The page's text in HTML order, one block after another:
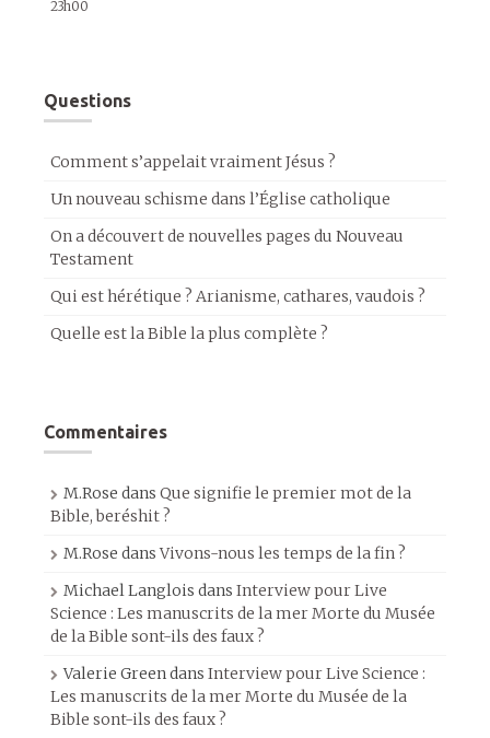
23h00
Questions
Comment s’appelait vraiment Jésus ?
Un nouveau schisme dans l’Église catholique
On a découvert de nouvelles pages du Nouveau
Testament
Qui est hérétique ? Arianisme, cathares, vaudois ?
Quelle est la Bible la plus complète ?
Commentaires
M.Rose dans Que signifie le premier mot de la
Bible, beréshit ?
M.Rose dansVivons-nous les temps de la fin ?
Michael Langlois dans Interview pour Live
Science : Les manuscrits de la mer Morte du Musée
de la Bible sont-ils des faux ?
Valerie Greendans Interview pour Live Science :
Les manuscrits de la mer Morte du Musée de la
Bible sont-ils des faux ?